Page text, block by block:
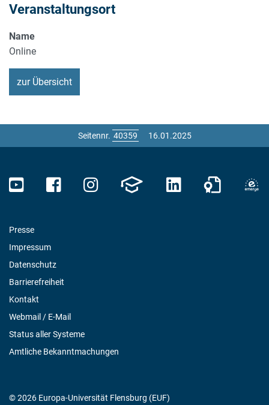
Veranstaltungsort
Name
Online
zur Übersicht
Seitennr. 16.01.2025
Presse
Impressum
Datenschutz
Barrierefreiheit
Kontakt
Webmail / E-Mail
Status aller Systeme
Amtliche Bekanntmachungen
© 2026 Europa-Universität Flensburg (EUF)